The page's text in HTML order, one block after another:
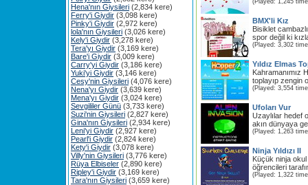
Hena'nın Giysileri (2,834 kere)
Ferry'i Giydir (3,098 kere)
Pinky'i Giydir (2,972 kere)
lola'nın Giysileri (3,026 kere)
Kely'i Giydir (3,278 kere)
Tera'yı Giydir (3,169 kere)
Bare'i Giydir (3,009 kere)
Carry'yi Giydir (3,186 kere)
Yuki'yi Giydir (3,146 kere)
Cesy'nin Giysileri (4,076 kere)
Nena'yı Giydir (3,639 kere)
Mena'yı Giydir (3,024 kere)
Sevgililer Günü (3,733 kere)
Suzi'nin Giysileri (2,827 kere)
Gina'nın Giysileri (2,934 kere)
Leni'yi Giydir (2,927 kere)
Pearl'i Giydir (2,824 kere)
Kety'i Giydir (3,078 kere)
Villy'nin Giysileri (3,776 kere)
Rüya Elbiseler (2,890 kere)
Ripley'i Giydir (3,169 kere)
Tara'nın Giysileri (3,659 kere)
(Played: 1,245
BMX'li Kız
Bisiklet
spor değil ki
(Played: 3,302
Yıldız Elmas
Kahramanımız
toplayıp zengin
(Played: 3,554
Ufoları Vur
Uzaylılar hedef
akın dünyaya
(Played: 1,263
Ninja Yıldızı II
Küçük ninja
öğrencileri
(Played: 1,322